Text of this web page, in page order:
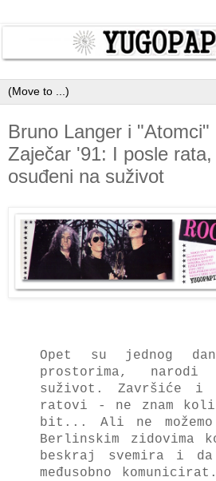
Bruno Langer i "Atomci"
Zaječar '91: I posle
osuđeni na suživot
Opet su jednog
prostorima, narodi
suživot. Završiće
ratovi - ne znam
bit... Ali ne
Berlinskim
beskraj svemira i da
međusobno